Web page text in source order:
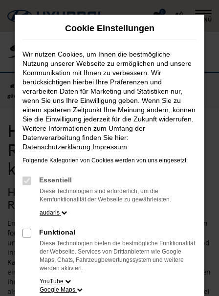
Zum
Hauptinhalt
0
MENÜ
Startseite Rosenheim Hyundai
Hyundai NEXO in Rosenheim
günstig kaufen
Hyundai NEXO in
Rosenheim günstig
kaufen
Hyundai NEXO – unsere Idee für
Rosenheim
Entscheiden Sie sich für einen Hyundai NEXO und Sie fahren
fortan bestens motorisiert durch Rosenheim. Wir verstehen
uns als Experten für diesen Hersteller und dieses Modell und
informieren Sie gern über die vielen Vorteile, die aus einem
Kauf resultieren. Gerne lassen wir Sie bei uns vor Ort
einsteigen – der Weg aus Rosenheim ist nicht weit. Wir bieten
Ihnen den Hyundai NEXO sowohl als klassischen Neuwagen
als auch als Tageszulassung. Darüber hinaus erhalten Sie bei
Cookie Einstellungen
Wir nutzen Cookies, um Ihnen die bestmögliche
Nutzung unserer Webseite zu ermöglichen und unsere
Kommunikation mit Ihnen zu verbessern. Wir
berücksichtigen hierbei Ihre Präferenzen und
verarbeiten Daten für Marketing und Statistiken nur,
wenn Sie uns Ihre Einwilligung geben. Wenn Sie zu
einem späteren Zeitpunkt Ihre Meinung ändern, können
Sie die Einwilligung jederzeit für die Zukunft widerrufen.
Weitere Informationen zum Umfang der
Datenverarbeitung finden Sie hier:
Datenschutzerklärung Impressum
Folgende Kategorien von Cookies werden von uns eingesetzt:
Essentiell
Diese Technologien sind erforderlich, um die
Kernfunktionalität der Webseite zu gewährleisten.
audaris
Funktional
Diese Technologien bieten die bestmögliche Funktionalität
der Webseite. Services von Drittanbietern wie Google
Maps, Chats, Fahrzeugbewertungssystem und weitere
werden aktiviert.
YouTube
Google Maps